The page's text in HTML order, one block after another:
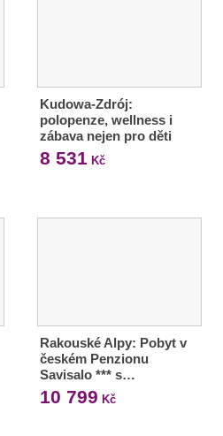
Kudowa-Zdrój:
polopenze, wellness i
zábava nejen pro děti
8 531 Kč
Rakouské Alpy: Pobyt v
českém Penzionu
Savisalo *** s…
10 799 Kč